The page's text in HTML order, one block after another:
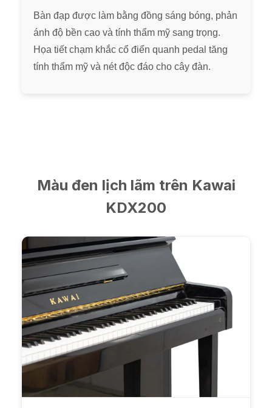
Bàn đạp được làm bằng đồng sáng bóng, phản
ánh độ bền cao và tính thẩm mỹ sang trọng.
Họa tiết chạm khắc cổ điển quanh pedal tăng
tính thẩm mỹ và nét độc đáo cho cây đàn.
Màu đen lịch lãm trên Kawai
KDX200